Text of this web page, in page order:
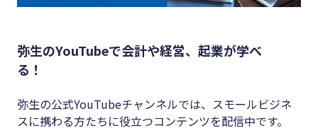
弥生のYouTubeで会計や経営、起業が学べ
る！
弥生の公式YouTubeチャンネルでは、スモールビジネ
スに携わる方たちに役立つコンテンツを配信中です。